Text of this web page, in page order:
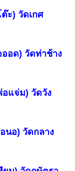
ะ) วัดเกศ
อด) วัดท่าช้าง
แจ่ม) วัดวัง
นอ) วัดกลาง